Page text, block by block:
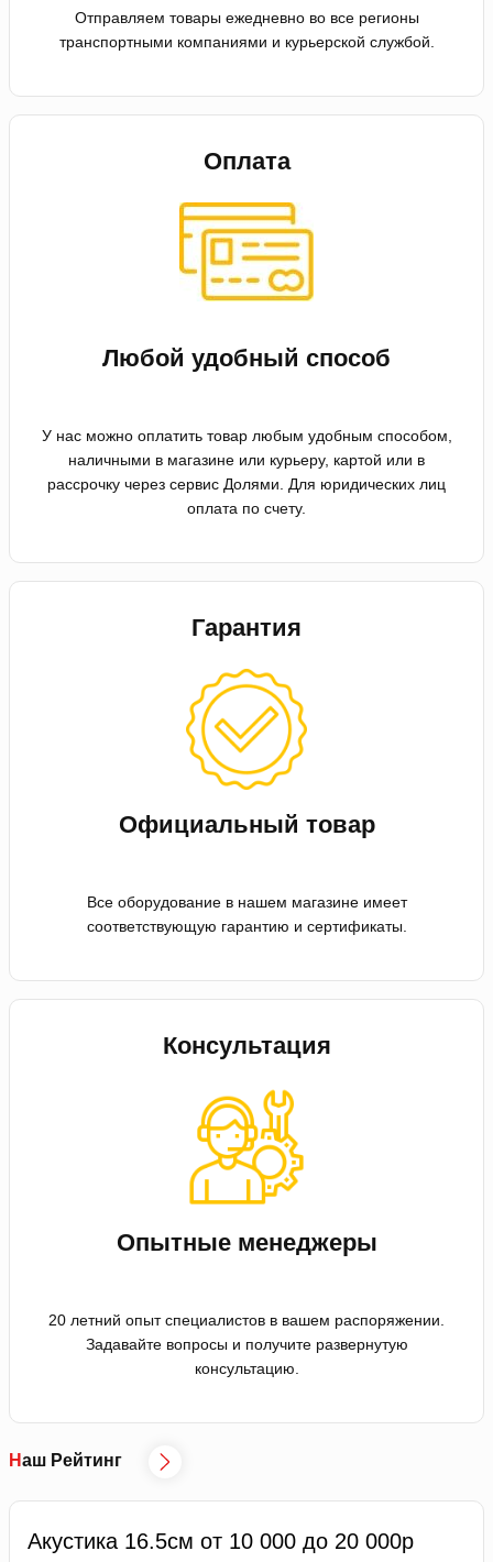
Отправляем товары ежедневно во все регионы
транспортными компаниями и курьерской службой.
Оплата
Любой удобный способ
У нас можно оплатить товар любым удобным способом,
наличными в магазине или курьеру, картой или в
рассрочку через сервис Долями. Для юридических лиц
оплата по счету.
Гарантия
Официальный товар
Все оборудование в нашем магазине имеет
соответствующую гарантию и сертификаты.
Консультация
Опытные менеджеры
20 летний опыт специалистов в вашем распоряжении.
Задавайте вопросы и получите развернутую
консультацию.
Наш Рейтинг
Акустика 16.5см от 10 000 до 20 000р